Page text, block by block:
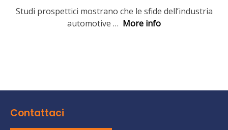
Studi prospettici mostrano che le sfide dell’industria
automotive … More info
Contattaci